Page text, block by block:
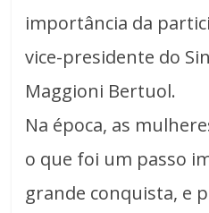
importância da
vice-presidente do
Maggioni Bertuol.
Na época, as
o que foi um passo
grande conquista, e